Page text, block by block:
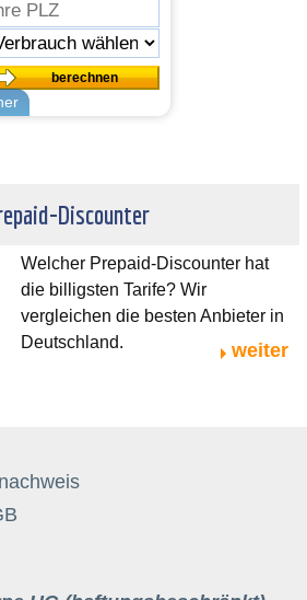
Discounter
Welcher Prepaid-Discounter hat
die billigsten Tarife? Wir
vergleichen die besten Anbieter in
Deutschland.
weiter